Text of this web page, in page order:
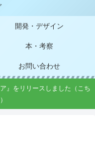
開発・デザイン
本・考察
お問い合わせ
』をリリースしました（こち